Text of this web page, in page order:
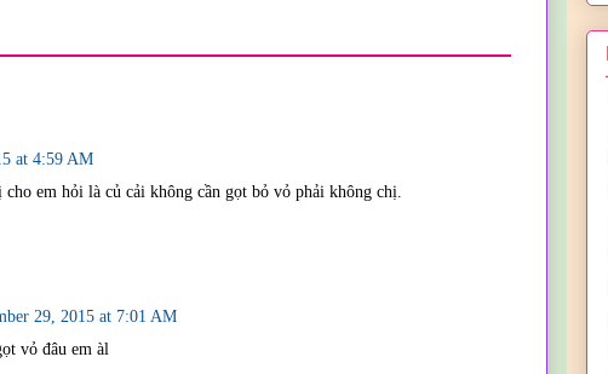
at 4:59 AM
em hỏi là củ cải không cần gọt bỏ vỏ phải không chị.
29, 2015 at 7:01 AM
vỏ đâu em àl